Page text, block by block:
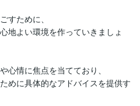
すために、
地よい環境を作っていきましょ
心情に焦点を当てており、
めに具体的なアドバイスを提供す